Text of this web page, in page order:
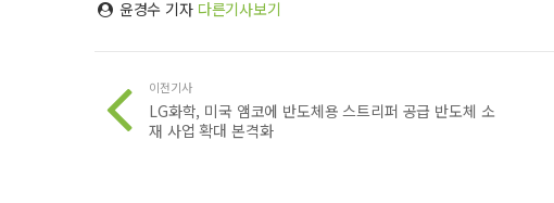
윤경수 기자 다른기사보기
이전기사
LG화학, 미국 앰코에 반도체용 스트리퍼 공급 반도체 소
재 사업 확대 본격화